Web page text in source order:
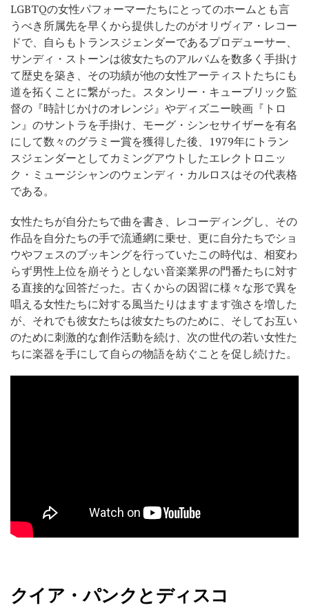
LGBTQの女性パフォーマーたちにとってのホームとも言
うべき所属先を早くから提供したのがオリヴィア・レコー
ドで、自らもトランスジェンダーであるプロデューサー、
サンディ・ストーンは彼女たちのアルバムを数多く手掛け
て歴史を築き、その功績が他の女性アーティストたちにも
道を拓くことに繋がった。スタンリー・キューブリック監
督の『時計じかけのオレンジ』やディズニー映画『トロ
ン』のサントラを手掛け、モーグ・シンセサイザーを有名
にして数々のグラミー賞を獲得した後、1979年にトラン
スジェンダーとしてカミングアウトしたエレクトロニッ
ク・ミュージシャンのウェンディ・カルロスはその代表格
である。
女性たちが自分たちで曲を書き、レコーディングし、その
作品を自分たちの手で流通網に乗せ、更に自分たちでショ
ウやフェスのブッキングを行っていたこの時代は、相変わ
らず男性上位を崩そうとしない音楽業界の門番たちに対す
る直接的な回答だった。古くからの因習に様々な形で異を
唱える女性たちに対する風当たりはますます強さを増した
が、それでも彼女たちは彼女たちのために、そしてお互い
のために刺激的な創作活動を続け、次の世代の若い女性た
ちに楽器を手にして自らの物語を紡ぐことを促し続けた。
クイア・パンクとディスコ